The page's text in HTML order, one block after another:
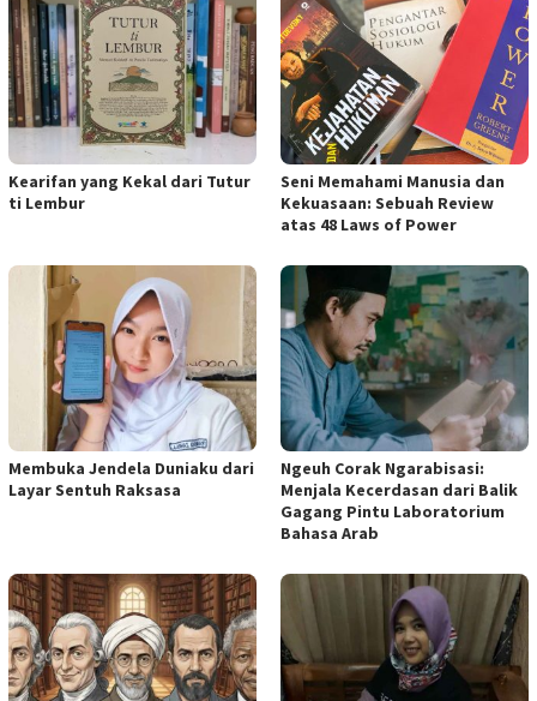
Kearifan yang Kekal dari Tutur
ti Lembur
Seni Memahami Manusia dan
Kekuasaan: Sebuah Review
atas 48 Laws of Power
Membuka Jendela Duniaku dari
Layar Sentuh Raksasa
Ngeuh Corak Ngarabisasi:
Menjala Kecerdasan dari Balik
Gagang Pintu Laboratorium
Bahasa Arab